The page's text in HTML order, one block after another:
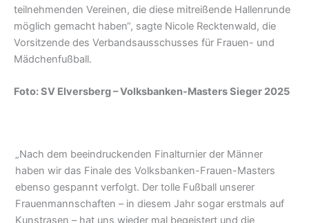
teilnehmenden Vereinen, die diese mitreißende Hallenrunde
möglich gemacht haben“, sagte Nicole Recktenwald, die
Vorsitzende des Verbandsausschusses für Frauen- und
Mädchenfußball.
Foto: SV Elversberg – Volksbanken-Masters Sieger 2025
„Nach dem beeindruckenden Finalturnier der Männer
haben wir das Finale des Volksbanken-Frauen-Masters
ebenso gespannt verfolgt. Der tolle Fußball unserer
Frauenmannschaften – in diesem Jahr sogar erstmals auf
Kunstrasen – hat uns wieder mal begeistert und die